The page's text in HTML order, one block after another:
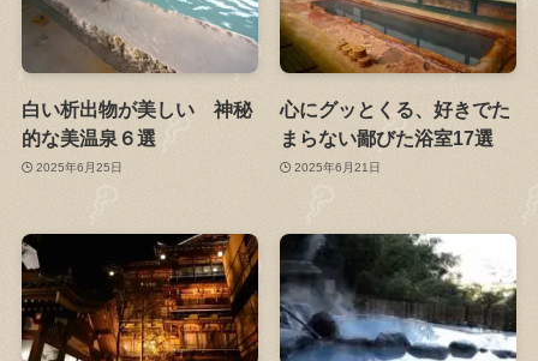
白い析出物が美しい 神秘
的な美温泉６選
2025年6月25日
心にグッとくる、好きでた
まらない鄙びた浴室17選
2025年6月21日